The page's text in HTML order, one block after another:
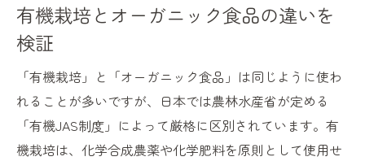
有機栽培とオーガニック食品の違いを
検証
「有機栽培」と「オーガニック食品」は同じように使わ
れることが多いですが、日本では農林水産省が定める
「有機JAS制度」によって厳格に区別されています。有
機栽培は、化学合成農薬や化学肥料を原則として使用せ